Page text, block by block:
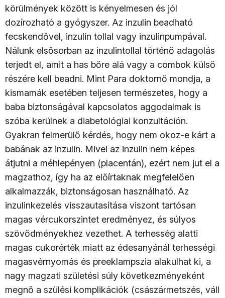
körülmények között is kényelmesen és jól
dozírozható a gyógyszer. Az inzulin beadható
fecskendővel, inzulin tollal vagy inzulinpumpával.
Nálunk elsősorban az inzulintollal történő adagolás
terjedt el, amit a has bőre alá vagy a combok külső
részére kell beadni. Mint Para doktornő mondja, a
kismamák esetében teljesen természetes, hogy a
baba biztonságával kapcsolatos aggodalmak is
szóba kerülnek a diabetológiai konzultáción.
Gyakran felmerülő kérdés, hogy nem okoz-e kárt a
babának az inzulin. Mivel az inzulin nem képes
átjutni a méhlepényen (placentán), ezért nem jut el a
magzathoz, így ha az előírtaknak megfelelően
alkalmazzák, biztonságosan használható. Az
inzulinkezelés visszautasítása viszont tartósan
magas vércukorszintet eredményez, és súlyos
szövődményekhez vezethet. A terhesség alatti
magas cukorérték miatt az édesanyánál terhességi
magasvérnyomás és preeklampszia alakulhat ki, a
nagy magzati születési súly következményeként
megnő a szülési komplikációk (császármetszés, váll